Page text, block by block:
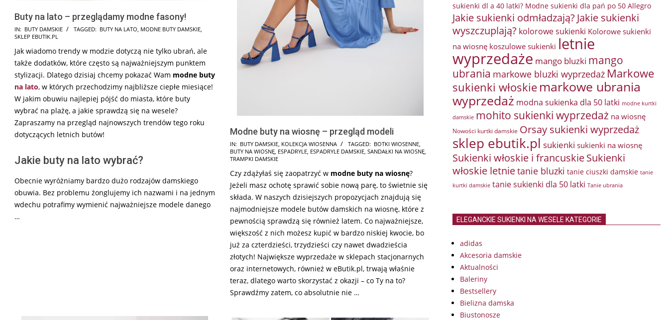
Buty na lato – przeglądamy modne fasony!
2026-
05-
13
IN: BUTY DAMSKIE TAGGED: BUTY NA LATO MODNE BUTY DAMSKIE
SKLEP EBUTIK.PL
Jak wiadomo trendy w modzie dotyczą nie tylko ubrań, ale
także dodatków, które często są najważniejszym punktem
stylizacji. Dlatego dzisiaj chcemy pokazać Wam modne buty
na lato, w których przechodzimy najbliższe ciepłe miesiące!
W jakim obuwiu najlepiej pójść do miasta, które buty
wybrać na plażę, a jakie sprawdzą się na wesele?
Zapraszamy na przegląd najnowszych trendów tego roku
dotyczących letnich butów!
Jakie buty na lato wybrać?
Obecnie wyróżniamy bardzo dużo rodzajów damskiego
obuwia. Bez problemu żonglujemy ich nazwami i na jednym
wdechu potrafimy wymienić najważniejsze modele danego
…
Modne buty na wiosnę – przegląd modeli
2026-
02-
IN: BUTY DAMSKIE, KOLEKCJA WIOSENNA TAGGED: BOTKI WIOSENNE,
BUTY NA WIOSNĘ, ESPADRYLE, ESPADRYLE DAMSKIE, SANDAŁKI NA WIOSNĘ,
TRAMPKI DAMSKIE
Czy zdążyłaś się zaopatrzyć w modne buty na wiosnę?
Jeżeli masz ochotę sprawić sobie nową parę, to świetnie się
składa. W naszych dzisiejszych propozycjach znajdują się
najmodniejsze modele butów damskich na wiosnę, które z
pewnością sprawdzą się również latem. Co najważniejsze,
większość z nich możesz kupić w bardzo niskiej kwocie, bo
już za czterdzieści, trzydzieści czy nawet dwadzieścia
złotych! Największe wyprzedaże w sklepach stacjonarnych
oraz internetowych, również w eButik.pl, trwają właśnie
teraz, dlatego warto skorzystać z okazji – co Ty na to?
Sprawdźmy zatem, co absolutnie nie …
sukienki dl a 40 latki? Modne sukienki dla pań po 50 Allegro
Jakie sukienki odmładzają? Jakie sukienki
wyszczuplają? kolorowe sukienki Kolorowe sukienki
na wiosnę koszulowe sukienki letnie
wyprzedaże mango bluzki mango
ubrania markowe bluzki wyprzedaż Markowe
sukienki włoskie markowe ubrania
wyprzedaż modna sukienka dla 50 latki modne kurtki
damskie mohito sukienki wyprzedaż na wiosnę
Nowości kurtki damskie Orsay sukienki wyprzedaż
sklep ebutik.pl sukienki sukienki na wiosnę
Sukienki włoskie i francuskieSukienki
włoskie letnietanie bluzki tanie ciuszki damskie tanie
kurtki damskie tanie sukienki dla 50 latki Tanie ubrania
ELEGANCKIE SUKIENKI NA WESELE KATEGORIE
adidas
Akcesoria damskie
Aktualności
Baleriny
Bestsellery
Bielizna damska
Biustonosze